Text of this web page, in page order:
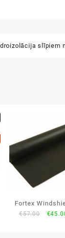
slīpiem
Fortex
€57.00 €